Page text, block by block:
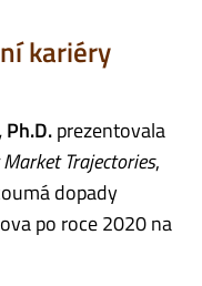
kariéry
prezentovala
Trajectories,
dopady
po roce 2020 na